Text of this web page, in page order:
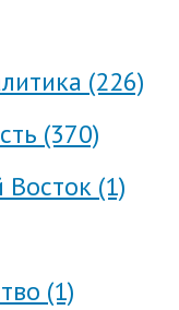
(226)
(370)
(1)
(1)